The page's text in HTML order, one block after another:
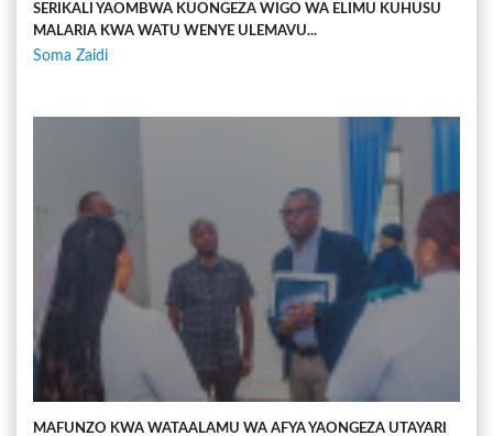
SERIKALI YAOMBWA KUONGEZA WIGO WA ELIMU KUHUSU
MALARIA KWA WATU WENYE ULEMAVU...
Soma Zaidi
MAFUNZO KWA WATAALAMU WA AFYA YAONGEZA UTAYARI